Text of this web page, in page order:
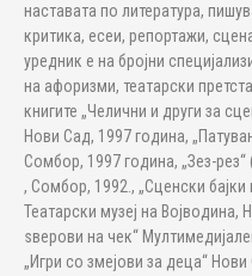
наставата по литература,
критика, есеи, репортажи,
уредник е на бројни
на афоризми, театарски
книгите „Челични и други за
Нови Сад, 1997 година,
Сомбор, 1997 година, „Зез-
, Сомбор, 1992., „Сценски
Театарски музеј на Војводина,
ѕверови на чек“
„Игри со змејови за деца“